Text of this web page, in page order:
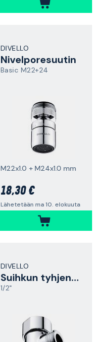
DIVELLO
Nivelporesuutin
Basic M22+24
M22x1.0 + M24x1.0 mm
18,30 €
Lähetetään ma 10. elokuuta
DIVELLO
Suihkun tyhjennysventtiili
1/2"